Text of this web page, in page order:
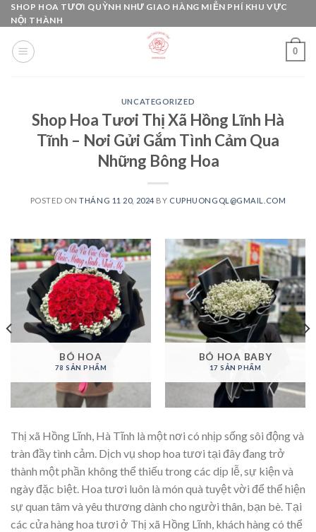
Skip
to
content
SHOP HOA TƯƠI QUỲNH NHƯ GIAO HÀNG MIỄN PHÍ KHU VỰC
NỘI THÀNH
0
UNCATEGORIZED
Shop Hoa Tươi Thị Xã Hồng Lĩnh Hà
Tĩnh – Nơi Gửi Gắm Tình Cảm Qua
Những Bông Hoa
POSTED ONTHÁNG 11 20, 2024 BY CUPHUONGQL@GMAIL.COM
BÓ HOA
78 SẢN PHẨM
BÓ HOA BABY
17 SẢN PHẨM
Thị xã Hồng Lĩnh, Hà Tĩnh là một nơi có nhịp sống sôi động và
tràn đầy tình cảm. Dịch vụ shop hoa tươi tại đây đang trở
thành một phần không thể thiếu trong các dịp lễ, sự kiện và
ngày đặc biệt. Hoa tươi luôn là món quà tuyệt vời để thể hiện
sự quan tâm và yêu thương dành cho người thân, bạn bè. Tại
các cửa hàng hoa tươi ở Thị xã Hồng Lĩnh, khách hàng có thể